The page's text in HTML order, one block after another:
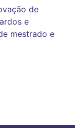
de
e
mestrado e